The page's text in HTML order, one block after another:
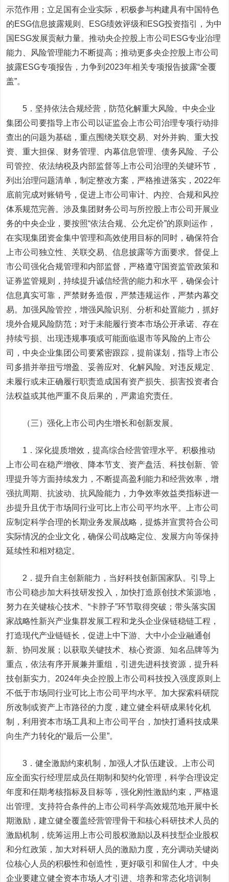
示范作用；立足国有企业实际，积极参与构建具有中国特色
的ESG信息披露规则、ESG绩效评级和ESG投资指引，为中
国ESG发展贡献力量。推动央企控股上市公司ESG专业治理
能力、风险管理能力不断提高；推动更多央企控股上市公司
披露ESG专项报告，力争到2023年相关专项报告披露“全覆
盖”。
5．坚持依法合规经营，防范化解重大风险。中央企业
集团公司要指导上市公司以证监会上市公司治理专项行动排
查出的问题为基础，重点围绕关联交易、对外并购、重大投
资、重大担保、财务管理、内幕信息管理、债务风险、子公
司管控、依法纳税及内部监督等上市公司治理的关键环节，
列出治理问题清单，制定整改方案，严格推进落实，2022年
底前完成对账销号，促进上市公司审计、内控、合规和风控
体系规范完善。涉及集团财务公司与所控股上市公司开展业
务的中央企业，要按照“依法合规、公允定价”的原则运作，
在实现集团资金集中管理和高效使用目标的同时，确保符合
上市公司独立性、关联交易、信息披露等方面要求。督促上
市公司强化合规管理和内部监督，严格遵守国资监管政策和
证券监管规则，持续提升诚信经营的能力和水平，确保会计
信息真实可靠，严禁财务造假，严禁违规运作，严禁内幕交
易。加强风险管控，增强风险识别、分析和处置能力，抓好
境外合规风险防范；对于未能履行资本市场公开承诺、存在
持续亏损、出现违规事项或可能面临退市等风险的上市公
司，中央企业集团公司要紧密跟踪，提前谋划，指导上市公
司多措并举扭亏增盈、妥善应对、化解风险。对违反规定、
未履行或未正确履行职责造成国有资产损失、损害投资者合
法权益或其他严重不良后果的，严肃追究责任。
（三）强化上市公司内生增长和创新发展。
1．深化提质增效，提高综合经营管理水平。积极推动
上市公司在稳产增收、降本节支、资产盘活、科技创新、管
理提升等方面持续发力，不断提高盈利能力和经营效率，增
强抗周期、抗波动、抗风险能力，力争效率效益类指标进一
步提升且优于市场同行业可比上市公司平均水平。上市公司
应制定科学合理的长期业务发展战略，提炼并宣贯符合公司
实际情况的企业文化，确保公司战略定位、发展方向等保持
延续性和相对稳定。
2．提升自主创新能力，当好科技创新国家队。引导上
市公司稳步加大科技研发投入，加快打造原创技术策源地，
努力在关键核心技术、“卡脖子”环节取得突破；带头落实国
家战略性新兴产业集群发展工程和龙头企业保链稳链工程，
打造现代产业链链长，促进上中下游、大中小企业融通创
新、协同发展；以获取关键技术、核心资源、知名品牌等为
重点，依法有序开展兼并重组，引进先进科技资源，提升科
技创新实力。2024年央企控股上市公司科技投入强度原则上
不低于市场同行业可比上市公司平均水平。加大探索科研院
所改制或资产上市路径的力度，建立健全科研成果转化机
制，利用资本市场工具和上市公司平台，加快打通科技成果
向生产力转化的“最后一公里”。
3．健全激励约束机制，加强人才队伍建设。上市公司
应全面实行经理层成员任期制和契约化管理，科学合理设定
年度和任期考核指标及目标等，强化刚性激励约束，严格退
出管理。支持符合条件的上市公司科学高效规范地开展中长
期激励，建立健全覆盖经营管理骨干和核心科研技术人员的
激励机制，统筹运用上市公司股权激励以及科技型企业股权
和分红政策，加大对科研人员的激励力度，充分调动关键岗
位核心人员的积极性和创造性，更好吸引和留住人才。中央
企业要建立健全资本市场人才引进、培养和常态化培训制